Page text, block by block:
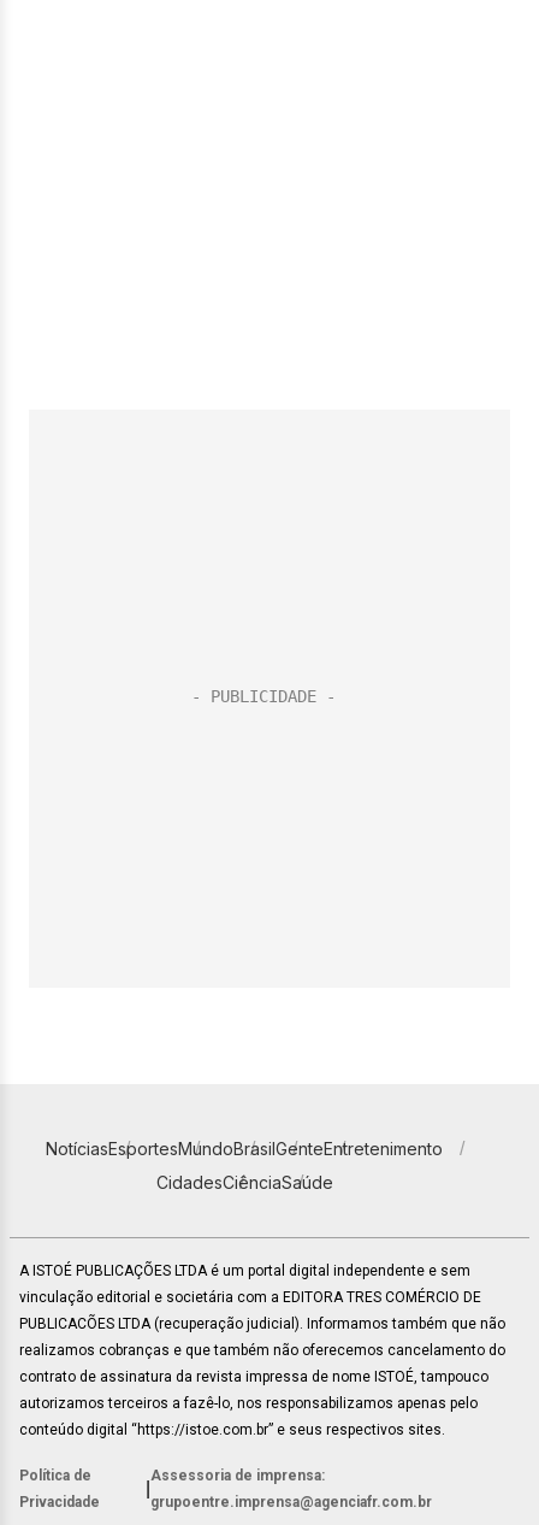
NotíciasEsportesMundoBrasilGenteEntretenimento
CidadesCiênciaSaúde
A ISTOÉ PUBLICAÇÕES LTDA é um portal digital independente e sem
vinculação editorial e societária com a EDITORA TRES COMÉRCIO DE
PUBLICACÕES LTDA (recuperação judicial). Informamos também que não
realizamos cobranças e que também não oferecemos cancelamento do
contrato de assinatura da revista impressa de nome ISTOÉ, tampouco
autorizamos terceiros a fazê-lo, nos responsabilizamos apenas pelo
conteúdo digital “https://istoe.com.br” e seus respectivos sites.
Política de
Privacidade
Assessoria de imprensa:
grupoentre.imprensa@agenciafr.com.br